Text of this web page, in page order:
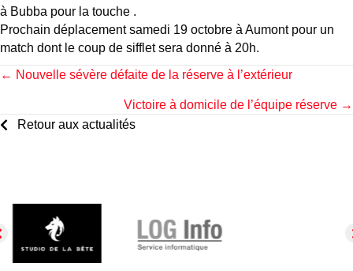
à Bubba pour la touche .
Prochain déplacement samedi 19 octobre à Aumont pour un
match dont le coup de sifflet sera donné à 20h.
Posts
navigation
← Nouvelle sévère défaite de la réserve à l’extérieur
Victoire à domicile de l’équipe réserve →
Retour aux actualités